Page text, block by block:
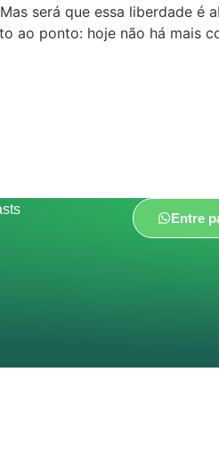
será que essa liberdade é
ao ponto: hoje não há mais
Entre